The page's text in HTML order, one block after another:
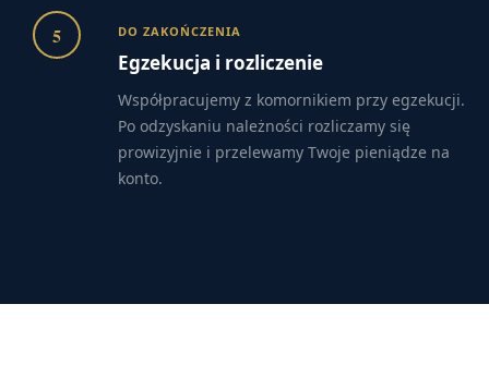
5 DO ZAKOŃCZENIA
Egzekucja i rozliczenie
Współpracujemy z komornikiem przy egzekucji.
Po odzyskaniu należności rozliczamy się
prowizyjnie i przelewamy Twoje pieniądze na
konto.